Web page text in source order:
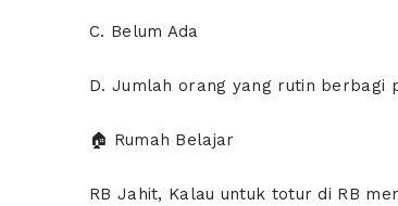
C. Belum Ada
D. Jumlah orang yang rutin berbagi
🏠 Rumah Belajar
RB Jahit, Kalau untuk totur di RB